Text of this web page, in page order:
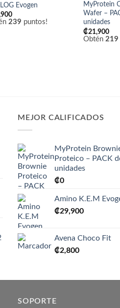
Evogen
239 puntos!
MyProtein
Wafer –
unidades
₡21,900
Obtén 219
MEJOR CALIFICADOS
MyProtein
Proteico – PACK
unidades
₡0
Amino K.E.M
₡29,900
Avena Choco Fit
₡2,800
SOPORTE